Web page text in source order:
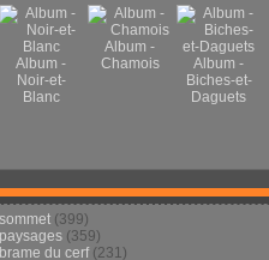
Album -
Noir-et-
Blanc
Album -
Chamois
Album -
Biches-et-
Daguets
sommet (399)
paysages (359)
brame du cerf(231)